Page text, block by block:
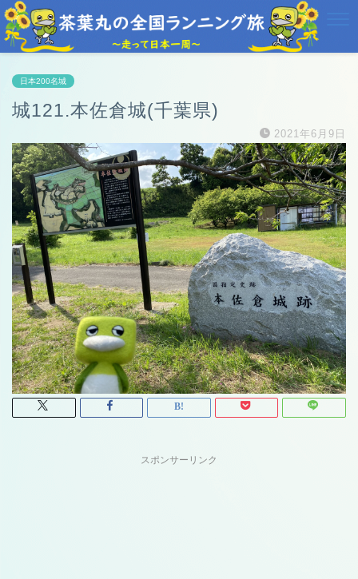
日本200名城
城121.本佐倉城(千葉県)
2021年6月9日
スポンサーリンク